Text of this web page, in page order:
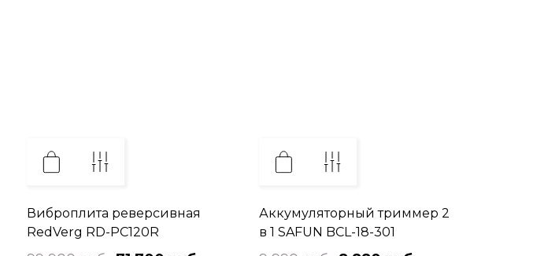
Виброплита реверсивная
RedVerg RD-PC120R
Аккумуляторный триммер 2
в 1 SAFUN BCL-18-301